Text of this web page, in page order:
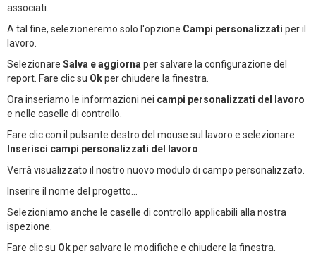
associati.
A tal fine, selezioneremo solo l'opzione Campi personalizzati per il
lavoro.
Selezionare Salva e aggiorna per salvare la configurazione del
report. Fare clic su Okper chiudere la finestra.
Ora inseriamo le informazioni nei campi personalizzati del lavoro
e nelle caselle di controllo.
Fare clic con il pulsante destro del mouse sul lavoro e selezionare
Inserisci campi personalizzati del lavoro
Verrà visualizzato il nostro nuovo modulo di campo personalizzato.
Inserire il nome del progetto...
Selezioniamo anche le caselle di controllo applicabili alla nostra
ispezione.
Fare clic su Okper salvare le modifiche e chiudere la finestra.